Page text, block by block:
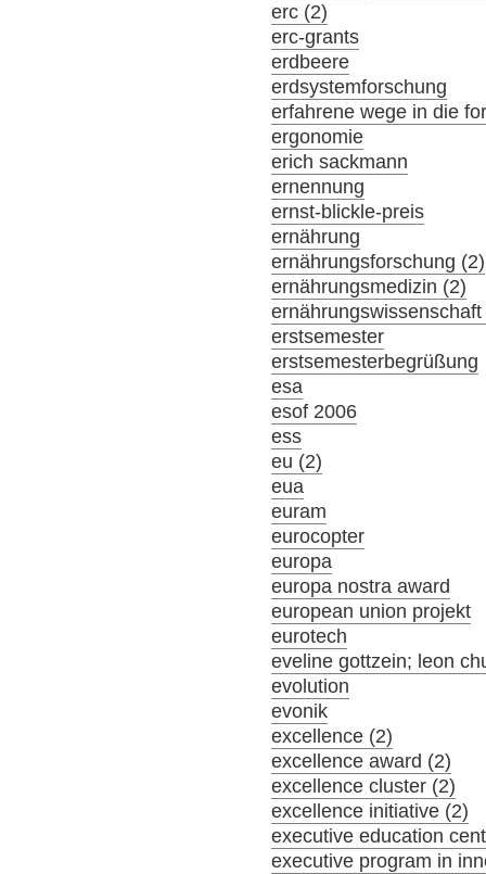
erc (2)
erc-grants
erdbeere
erdsystemforschung
erfahrene wege in die
ergonomie
erich sackmann
ernennung
ernst-blickle-preis
ernährung
ernährungsforschung (2)
ernährungsmedizin (2)
erstsemester
erstsemesterbegrüßung
esa
esof 2006
ess
eu (2)
eua
euram
eurocopter
europa
europa nostra award
european union projekt
eurotech
eveline gottzein; leon
evolution
evonik
excellence (2)
excellence award (2)
excellence cluster (2)
excellence initiative (2)
executive education
executive program in